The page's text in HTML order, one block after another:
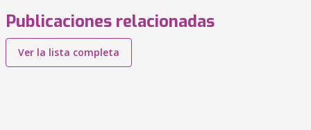
Publicaciones relacionadas
Ver la lista completa